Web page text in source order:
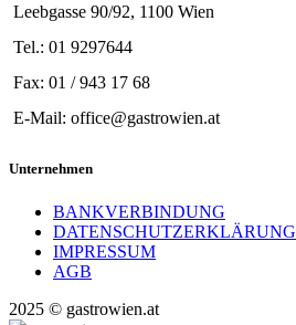
Leebgasse 90/92, 1100 Wien
Tel.: 01 9297644
Fax: 01 / 943 17 68
E-Mail: office@gastrowien.at
Unternehmen
BANKVERBINDUNG
DATENSCHUTZERKLÄRUNG
IMPRESSUM
AGB
2025 © gastrowien.at